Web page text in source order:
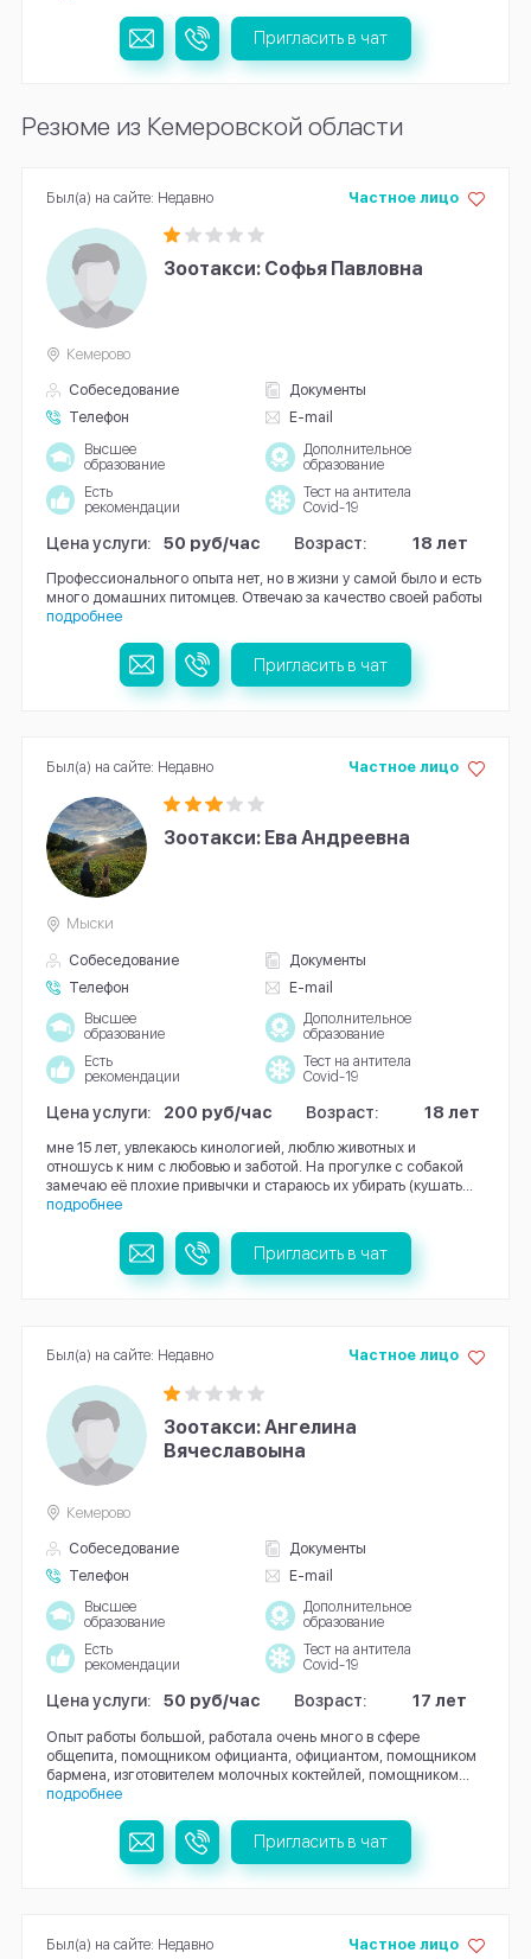
Пригласить в чат
Резюме из Кемеровской области
Зоотакси: Софья Павловна
Собеседование
Документы
Телефон
E-mail
Частное лицо
Кемерово
Высшее
образование
Дополнительное
образование
Есть
рекомендации
Тест на антитела
Covid-19
Цена услуги: 50 руб/час Возраст: 18 лет
Профессионального опыта нет, но в жизни у самой было и есть
много домашних питомцев. Отвечаю за качество своей работы
подробнее
Был(а) на сайте: Недавно
Пригласить в чат
Зоотакси: Ева Андреевна
Собеседование
Документы
Телефон
E-mail
Частное лицо
Мыски
Высшее
образование
Дополнительное
образование
Есть
рекомендации
Тест на антитела
Covid-19
Цена услуги: 200 руб/час Возраст: 18 лет
мне 15 лет, увлекаюсь кинологией, люблю животных и
отношусь к ним с любовью и заботой. На прогулке с собакой
замечаю её плохие привычки и стараюсь их убирать (кушать...
подробнее
Был(а) на сайте: Недавно
Пригласить в чат
Зоотакси: Ангелина
Вячеславоына
Собеседование
Документы
Телефон
E-mail
Частное лицо
Кемерово
Высшее
образование
Дополнительное
образование
Есть
рекомендации
Тест на антитела
Covid-19
Цена услуги: 50 руб/час Возраст: 17 лет
Опыт работы большой, работала очень много в сфере
общепита, помощником официанта, официантом, помощником
бармена, изготовителем молочных коктейлей, помощником...
подробнее
Был(а) на сайте: Недавно
Пригласить в чат
Частное лицо
Был(а) на сайте: Недавно